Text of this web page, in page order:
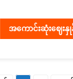
အကောင်းဆုံးဈေးနှု